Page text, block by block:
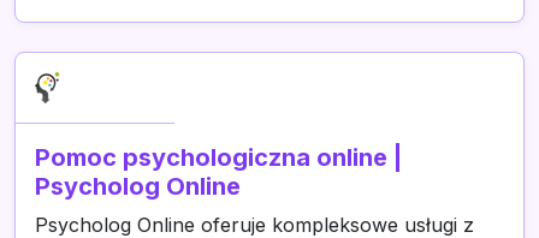
Pomoc psychologiczna online |
Psycholog Online
Psycholog Online oferuje kompleksowe usługi z